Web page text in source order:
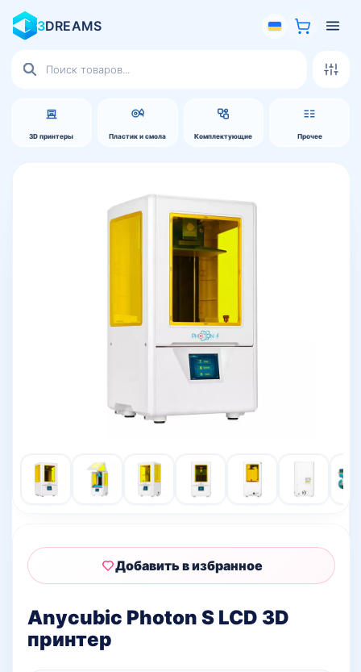
3DREAMS
3D принтеры Пластик и смола Комплектующие Прочее
товаров
Anycubic Photon S LCD 3D
принтер
Добавить в избранное